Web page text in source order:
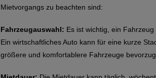
Mietvorgangs zu beachten sind:
Fahrzeugauswahl: Es ist wichtig, ein
Ein wirtschaftliches Auto kann für eine kurze
größere und komfortablere Fahrzeuge